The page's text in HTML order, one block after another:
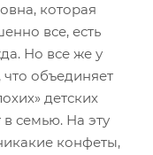
которая
все, есть
Но все же у
объединяет
детских
семью. На эту
конфеты,